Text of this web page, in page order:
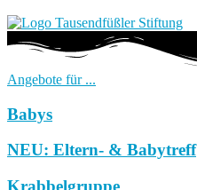
Angebote für ...
Babys
NEU: Eltern- & Babytreff
Krabbelgruppe